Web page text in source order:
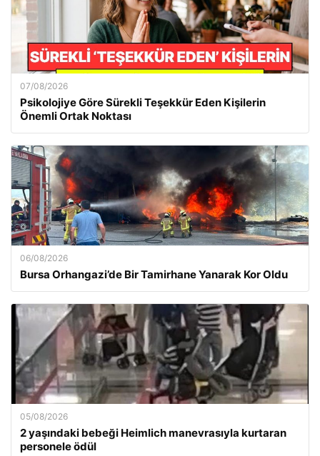
07/08/2026
Psikolojiye Göre Sürekli Teşekkür Eden Kişilerin
Önemli Ortak Noktası
06/08/2026
Bursa Orhangazi’de Bir Tamirhane Yanarak Kor Oldu
05/08/2026
2 yaşındaki bebeği Heimlich manevrasıyla kurtaran
personele ödül